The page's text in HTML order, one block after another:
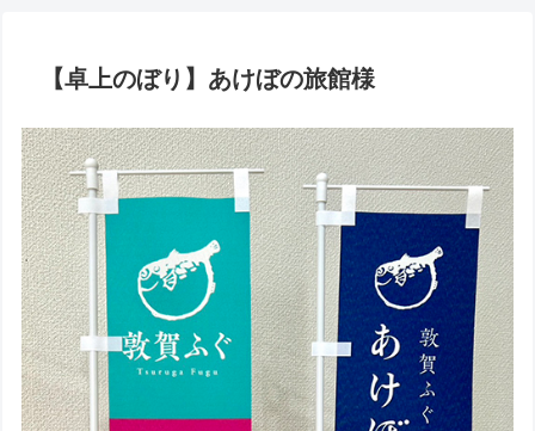
【卓上のぼり】あけぼの旅館様